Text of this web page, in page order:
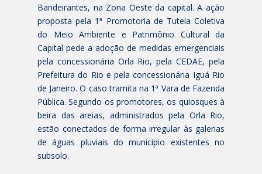
Bandeirantes, na Zona Oeste da capital. A ação
proposta pela 1ª Promotoria de Tutela Coletiva
do Meio Ambiente e Patrimônio Cultural da
Capital pede a adoção de medidas emergenciais
pela concessionária Orla Rio, pela CEDAE, pela
Prefeitura do Rio e pela concessionária Iguá Rio
de Janeiro. O caso tramita na 1ª Vara de Fazenda
Pública. Segundo os promotores, os quiosques à
beira das areias, administrados pela Orla Rio,
estão conectados de forma irregular às galerias
de águas pluviais do município existentes no
subsolo.